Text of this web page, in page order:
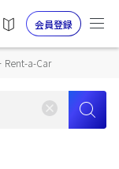
会員登録
Rent-a-Car